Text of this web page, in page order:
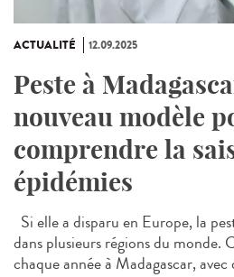
ACTUALITÉ 12.09.2025
Peste à
nouveau modèle
comprendre la
épidémies
Si elle a disparu en Europe, la
dans plusieurs régions du monde.
chaque année à Madagascar, avec